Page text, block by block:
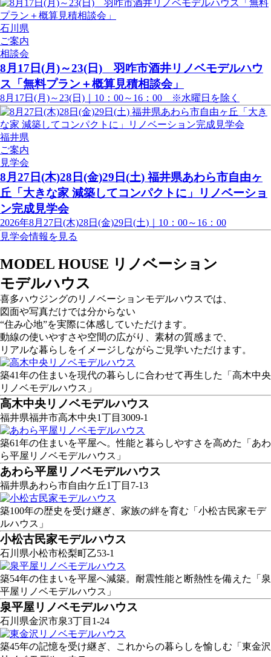
石川県
ご案内
相談会
8月17日(月)～23(日) 羽咋市酒井リノベモデルハウ
ス「無料プラン＋概算見積相談会」
8月17日(月)～23(日)｜10：00～16：00 ※水曜日を除く
福井県
ご案内
見学会
8月27日(木)28日(金)29日(土) 福井県あわら市自由ヶ
丘「大きな家 減築してコンパクトに」リノベーショ
ン完成見学会
2026年8月27日(木)28日(金)29日(土)｜10：00～16：00
見学会情報を見る
MODEL HOUSE リノベーション
モデルハウス
喜多ハウジングのリノベーションモデルハウスでは、
図面や写真だけでは分からない
“住み心地”を実際に体感していただけます。
動線の使いやすさや空間の広がり、素材の質感まで、
リアルな暮らしをイメージしながらご見学いただけます。
築41年の住まいを現代の暮らしに合わせて再生した「高木中央
リノベモデルハウス」
高木中央リノベモデルハウス
福井県福井市高木中央1丁目3009-1
築61年の住まいを平屋へ。性能と暮らしやすさを高めた「あわ
ら平屋リノベモデルハウス」
あわら平屋リノベモデルハウス
福井県あわら市自由ケ丘1丁目7-13
築100年の歴史を受け継ぎ、家族の絆を育む「小松古民家モデ
ルハウス」
小松古民家モデルハウス
石川県小松市松梨町乙53-1
築54年の住まいを平屋へ減築。耐震性能と断熱性を備えた「泉
平屋リノベモデルハウス」
泉平屋リノベモデルハウス
石川県金沢市泉3丁目1-24
築45年の記憶を受け継ぎ、これからの暮らしを愉しむ「東金沢